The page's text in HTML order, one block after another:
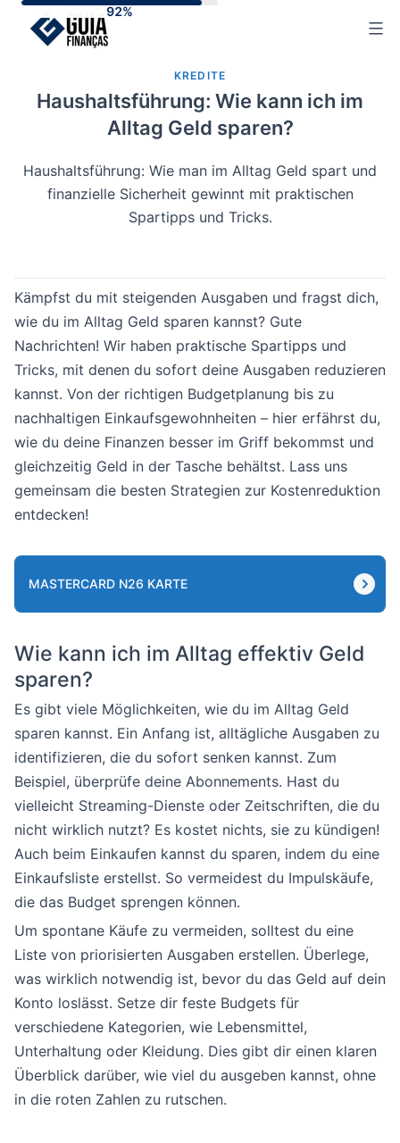
KREDITE
Haushaltsführung: Wie kann ich im
Alltag Geld sparen?
Haushaltsführung: Wie man im Alltag Geld spart und
finanzielle Sicherheit gewinnt mit praktischen
Spartipps und Tricks.
Kämpfst du mit steigenden Ausgaben und fragst dich,
wie du im Alltag Geld sparen kannst? Gute
Nachrichten! Wir haben praktische Spartipps und
Tricks, mit denen du sofort deine Ausgaben reduzieren
kannst. Von der richtigen Budgetplanung bis zu
nachhaltigen Einkaufsgewohnheiten – hier erfährst du,
wie du deine Finanzen besser im Griff bekommst und
gleichzeitig Geld in der Tasche behältst. Lass uns
gemeinsam die besten Strategien zur Kostenreduktion
entdecken!
MASTERCARD N26 KARTE
Wie kann ich im Alltag effektiv Geld
sparen?
Es gibt viele Möglichkeiten, wie du im Alltag Geld
sparen kannst. Ein Anfang ist, alltägliche Ausgaben zu
identifizieren, die du sofort senken kannst. Zum
Beispiel, überprüfe deine Abonnements. Hast du
vielleicht Streaming-Dienste oder Zeitschriften, die du
nicht wirklich nutzt? Es kostet nichts, sie zu kündigen!
Auch beim Einkaufen kannst du sparen, indem du eine
Einkaufsliste erstellst. So vermeidest du Impulskäufe,
die das Budget sprengen können.
Um spontane Käufe zu vermeiden, solltest du eine
Liste von priorisierten Ausgaben erstellen. Überlege,
was wirklich notwendig ist, bevor du das Geld auf dein
Konto loslässt. Setze dir feste Budgets für
verschiedene Kategorien, wie Lebensmittel,
Unterhaltung oder Kleidung. Dies gibt dir einen klaren
Überblick darüber, wie viel du ausgeben kannst, ohne
in die roten Zahlen zu rutschen.